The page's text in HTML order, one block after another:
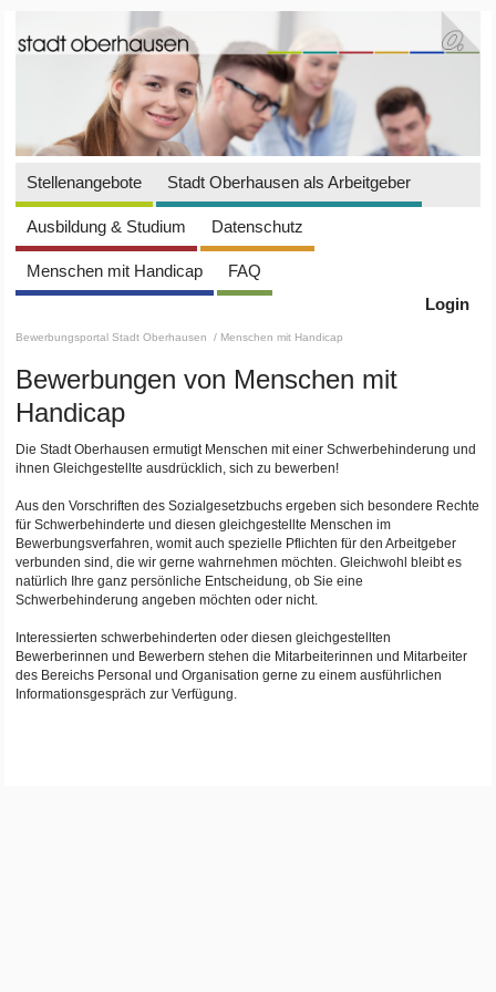
Stellenangebote Stadt Oberhausen als Arbeitgeber
Ausbildung & Studium Datenschutz
Menschen mit Handicap
FAQ
Login
Bewerbungsportal Stadt Oberhausen / Menschen mit Handicap
Bewerbungen von Menschen mit
Handicap
Die Stadt Oberhausen ermutigt Menschen mit einer Schwerbehinderung und
ihnen Gleichgestellte ausdrücklich, sich zu bewerben!
Aus den Vorschriften des Sozialgesetzbuchs ergeben sich besondere Rechte
für Schwerbehinderte und diesen gleichgestellte Menschen im
Bewerbungsverfahren, womit auch spezielle Pflichten für den Arbeitgeber
verbunden sind, die wir gerne wahrnehmen möchten. Gleichwohl bleibt es
natürlich Ihre ganz persönliche Entscheidung, ob Sie eine
Schwerbehinderung angeben möchten oder nicht.
Interessierten schwerbehinderten oder diesen gleichgestellten
Bewerberinnen und Bewerbern stehen die Mitarbeiterinnen und Mitarbeiter
des Bereichs Personal und Organisation gerne zu einem ausführlichen
Informationsgespräch zur Verfügung.